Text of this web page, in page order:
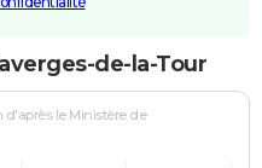
de-la-Tour
d'après le Ministère de